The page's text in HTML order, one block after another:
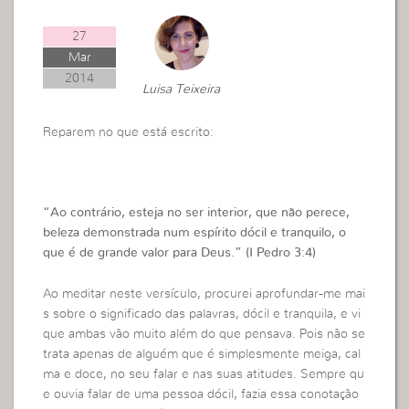
27
Mar
2014
Luisa Teixeira
Reparem no que está escrito:
“Ao contrário, esteja no ser interior, que não perece,
beleza demonstrada num espírito dócil e tranquilo, o
que é de grande valor para Deus.” (I Pedro 3:4)
Ao meditar neste versículo, procurei aprofundar-me mai
s sobre o significado das palavras, dócil e tranquila, e vi
que ambas vão muito além do que pensava. Pois não se
trata apenas de alguém que é simplesmente meiga, cal
ma e doce, no seu falar e nas suas atitudes. Sempre qu
e ouvia falar de uma pessoa dócil, fazia essa conotação